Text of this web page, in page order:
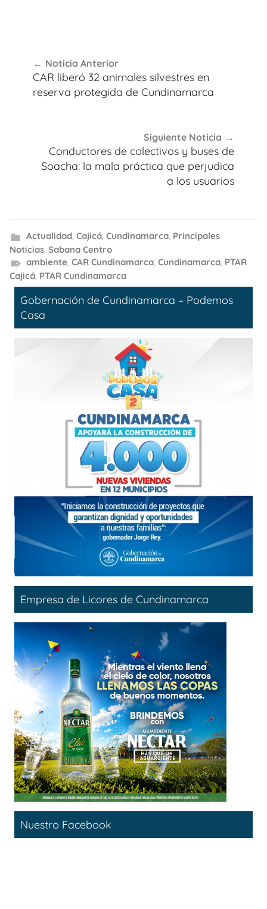
de
entradas
Noticia Anterior
CAR liberó 32 animales silvestres en
reserva protegida de Cundinamarca
Siguiente Noticia
Conductores de colectivos y buses de
Soacha: la mala práctica que perjudica
a los usuarios
Actualidad, Cajicá, Cundinamarca, Principales
Noticias, Sabana Centro
ambiente, CAR Cundinamarca, Cundinamarca, PTAR
Cajicá, PTAR Cundinamarca
Gobernación de Cundinamarca – Podemos
Casa
Empresa de Licores de Cundinamarca
Nuestro Facebook